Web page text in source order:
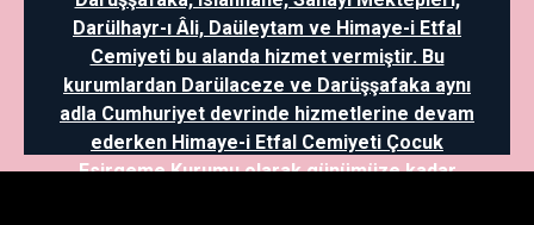
Darülhayr-ı Âli, Daüleytam ve Himaye-i Etfal
Cemiyeti bu alanda hizmet vermiştir. Bu
kurumlardan Darülaceze ve Darüşşafaka aynı
adla Cumhuriyet devrinde hizmetlerine devam
ederken Himaye-i Etfal Cemiyeti Çocuk
Esirgeme Kurumu olarak günümüze kadar